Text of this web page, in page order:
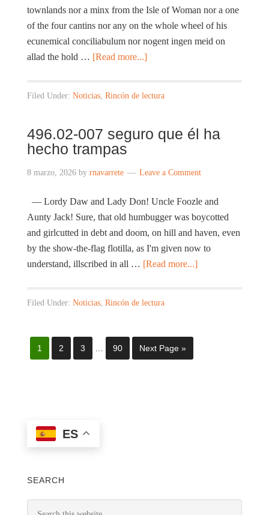
townlands nor a minx from the Isle of Woman nor a one
of the four cantins nor any on the whole wheel of his
ecunemical conciliabulum nor nogent ingen meid on
allad the hold … [Read more...]
Filed Under: Noticias, Rincón de lectura
496.02-007 seguro que él ha
hecho trampas
8 marzo, 2026by rnavarrete Leave a Comment
— Lordy Daw and Lady Don! Uncle Foozle and
Aunty Jack! Sure, that old humbugger was boycotted
and girlcutted in debt and doom, on hill and haven, even
by the show-the-flag flotilla, as I'm given now to
understand, illscribed in all … [Read more...]
Filed Under: Noticias, Rincón de lectura
1 2 3 90 Next Page »
ES
SEARCH